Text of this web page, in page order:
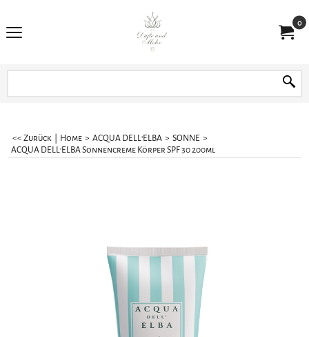
0
<< Zurück Home > ACQUA DELL'ELBA > SONNE >
ACQUA DELL'ELBA Sonnencreme Körper SPF 30 200ml